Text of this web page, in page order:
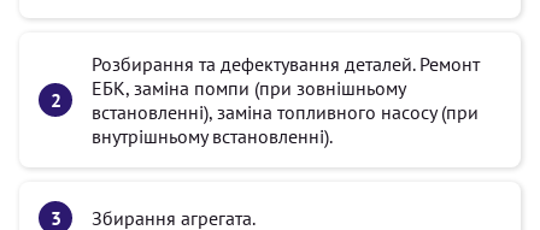
Розбирання та дефектування деталей. Ремонт
ЕБК, заміна помпи (при зовнішньому
встановленні), заміна топливного насосу (при
внутрішньому встановленні).
Збирання агрегата.